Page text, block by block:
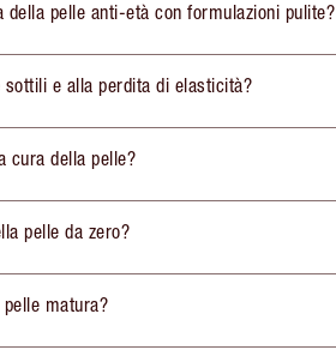
pelle anti-età con formulazioni pulite?
e alla perdita di elasticità?
cura della pelle?
pelle da zero?
matura?